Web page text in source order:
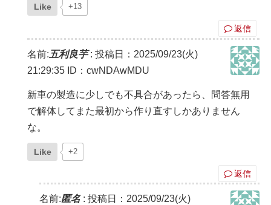
Like +13
返信
名前: 五利良芋: 投稿日：2025/09/23(火)
21:29:35 ID：cwNDAwMDU
新車の製造に少しでも不具合があったら、問答無用
で解体してまた最初から作り直すしかありません
な。
Like +2
返信
名前:匿名: 投稿日：2025/09/23(火)